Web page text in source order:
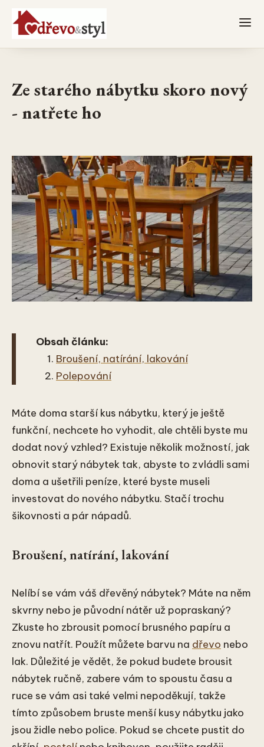
Ze starého nábytku skoro nový
- natřete ho
Obsah článku:
Broušení, natírání, lakování
Polepování
Máte doma starší kus nábytku, který je ještě
funkční, nechcete ho vyhodit, ale chtěli byste mu
dodat nový vzhled? Existuje několik možností, jak
obnovit starý nábytek tak, abyste to zvládli sami
doma a ušetřili peníze, které byste museli
investovat do nového nábytku. Stačí trochu
šikovnosti a pár nápadů.
Broušení, natírání, lakování
Nelíbí se vám váš dřevěný nábytek? Máte na něm
skvrny nebo je původní nátěr už popraskaný?
Zkuste ho zbrousit pomocí brusného papíru a
znovu natřít. Použít můžete barvu na dřevo nebo
lak. Důležité je vědět, že pokud budete brousit
nábytek ručně, zabere vám to spoustu času a
ruce se vám asi také velmi nepoděkují, takže
tímto způsobem bruste menší kusy nábytku jako
jsou židle nebo police. Pokud se chcete pustit do